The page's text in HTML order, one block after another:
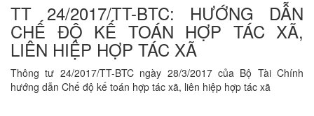
TT 24/2017/TT-BTC: HƯỚNG DẪN
CHẾ ĐỘ KẾ TOÁN HỢP TÁC XÃ,
LIÊN HIỆP HỢP TÁC XÃ
Thông tư 24/2017/TT-BTC ngày 28/3/2017 của Bộ Tài Chính
hướng dẫn Chế độ kế toán hợp tác xã, liên hiệp hợp tác xã